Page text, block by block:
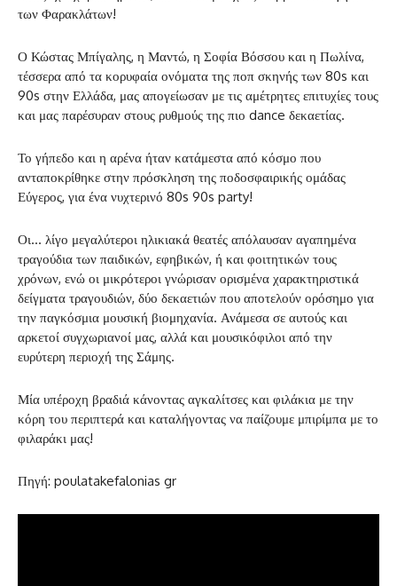
των Φαρακλάτων!
Ο Κώστας Μπίγαλης, η Μαντώ, η Σοφία Βόσσου και η Πωλίνα,
τέσσερα από τα κορυφαία ονόματα της ποπ σκηνής των 80s και
90s στην Ελλάδα, μας απογείωσαν με τις αμέτρητες επιτυχίες τους
και μας παρέσυραν στους ρυθμούς της πιο dance δεκαετίας.
Το γήπεδο και η αρένα ήταν κατάμεστα από κόσμο που
ανταποκρίθηκε στην πρόσκληση της ποδοσφαιρικής ομάδας
Εύγερος, για ένα νυχτερινό 80s 90s party!
Οι… λίγο μεγαλύτεροι ηλικιακά θεατές απόλαυσαν αγαπημένα
τραγούδια των παιδικών, εφηβικών, ή και φοιτητικών τους
χρόνων, ενώ οι μικρότεροι γνώρισαν ορισμένα χαρακτηριστικά
δείγματα τραγουδιών, δύο δεκαετιών που αποτελούν ορόσημο για
την παγκόσμια μουσική βιομηχανία. Ανάμεσα σε αυτούς και
αρκετοί συγχωριανοί μας, αλλά και μουσικόφιλοι από την
ευρύτερη περιοχή της Σάμης.
Μία υπέροχη βραδιά κάνοντας αγκαλίτσες και φιλάκια με την
κόρη του περιπτερά και καταλήγοντας να παίζουμε μπιρίμπα με το
φιλαράκι μας!
Πηγή: poulatakefalonias gr